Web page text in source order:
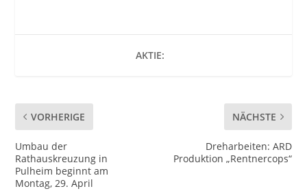
AKTIE:
VORHERIGE
Umbau der
Rathauskreuzung in
Pulheim beginnt am
Montag, 29. April
NÄCHSTE
Dreharbeiten: ARD
Produktion „Rentnercops“